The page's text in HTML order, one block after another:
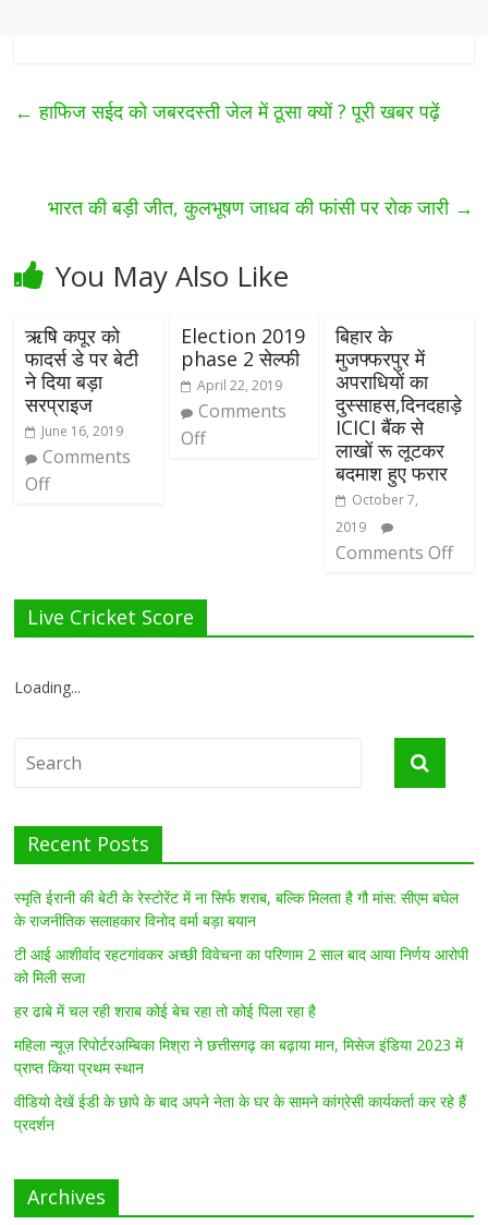
← हाफिज सईद को जबरदस्ती जेल में ठूसा क्यों ? पूरी खबर पढ़ें
भारत की बड़ी जीत, कुलभूषण जाधव की फांसी पर रोक जारी →
You May Also Like
ऋषि कपूर को
फादर्स डे पर बेटी
ने दिया बड़ा
सरप्राइज
June 16, 2019
Comments
Off
Election 2019
phase 2 सेल्फी
April 22, 2019
Comments
Off
बिहार के
मुजफ्फरपुर में
अपराधियों का
दुस्साहस,दिनदहाड़े
ICICI बैंक से
लाखों रू लूटकर
बदमाश हुए फरार
October 7,
2019
Comments Off
Live Cricket Score
Loading...
Recent Posts
स्मृति ईरानी की बेटी के रेस्टोरेंट में ना सिर्फ शराब, बल्कि मिलता है गौ मांस: सीएम बघेल
के राजनीतिक सलाहकार विनोद वर्मा बड़ा बयान
टी आई आशीर्वाद रहटगांवकर अच्छी विवेचना का परिणाम 2 साल बाद आया निर्णय आरोपी
को मिली सजा
हर ढाबे में चल रही शराब कोई बेच रहा तो कोई पिला रहा है
महिला न्यूज़ रिपोर्टरअम्बिका मिश्रा ने छत्तीसगढ़ का बढ़ाया मान, मिसेज इंडिया 2023 में
प्राप्त किया प्रथम स्थान
वीडियो देखें ईडी के छापे के बाद अपने नेता के घर के सामने कांग्रेसी कार्यकर्ता कर रहे हैं
प्रदर्शन
Archives